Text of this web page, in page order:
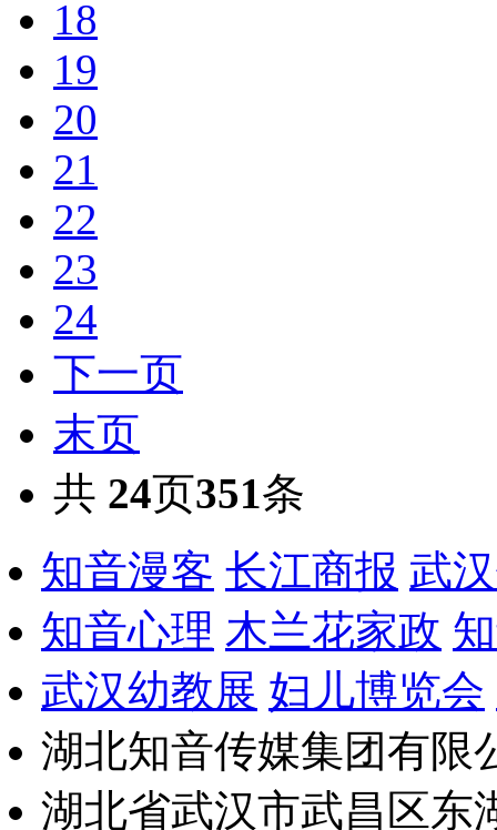
18
19
20
21
22
23
24
下一页
末页
共 24页351条
知音漫客 长江商报 武
知音心理 木兰花家政
武汉幼教展 妇儿博览会
湖北知音传媒集团有限
湖北省武汉市武昌区东